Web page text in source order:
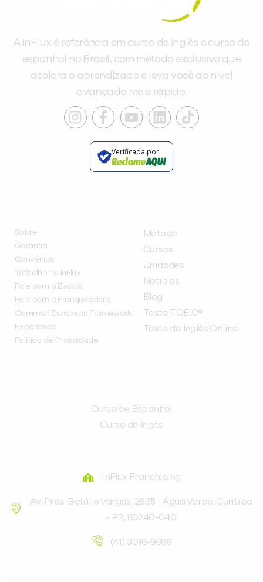
A inFlux é referência em curso de inglês e curso de
espanhol no Brasil, com método exclusivo que
acelera o aprendizado e leva você ao nível
avançado mais rápido.
Verificada por
Sobre
Garantia
Convênios
Trabalhe na inFlux
Fale com a Escola
Fale com a Franqueadora
Common European Framework
Experience
Política de Privacidade
Método
Cursos
Unidades
Notícias
Blog
Teste TOEIC®
Teste de Inglês Online
Curso de Espanhol
Curso de Ingês
inFlux Franchising
Av. Pres. Getúlio Vargas, 2635 - Água Verde, Curitiba
- PR, 80240-040
(41) 3016-9898